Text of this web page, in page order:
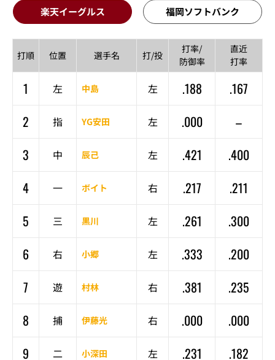
楽天イーグルス 福岡ソフトバンク
打順 位置 選手名 打/投
打率/
防御率
直近
打率
1 左 中島 左 .188
.167
2
指 YG安田 左 .000
–
3
中 辰己 左 .421
.400
4
一 ボイト 右 .217
.211
5
三 黒川 左 .261
.300
6
右 小郷 左 .333
.200
7
遊 村林 右 .381
.235
8
捕 伊藤光 右 .000
.000
9
二 小深田 左 .231 .182